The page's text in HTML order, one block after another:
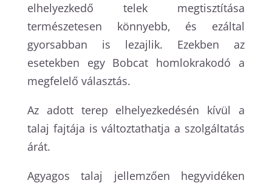
elhelyezkedő telek megtisztítása
természetesen könnyebb, és ezáltal
gyorsabban is lezajlik. Ezekben az
esetekben egy Bobcat homlokrakodó a
megfelelő választás.
Az adott terep elhelyezkedésén kívül a
talaj fajtája is változtathatja a szolgáltatás
árát.
Agyagos talaj jellemzően hegyvidéken